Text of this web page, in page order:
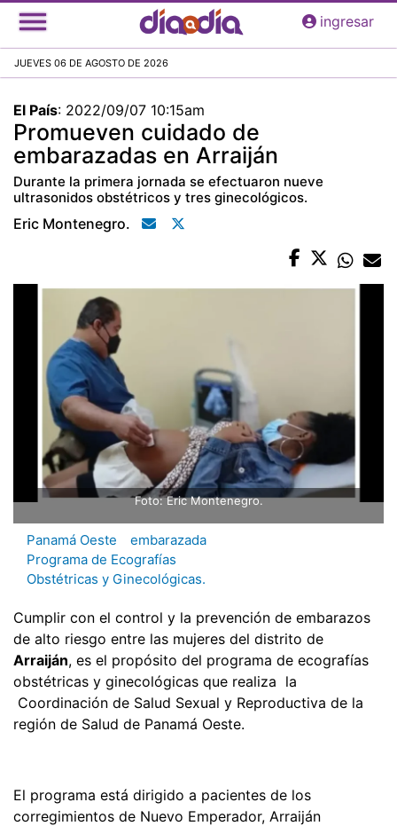
Pasar
al
principal
ingresar
JUEVES 06 DE AGOSTO DE 2026
El País: 2022/09/07 10:15am
Promueven cuidado de
embarazadas en Arraiján
Durante la primera jornada se efectuaron nueve
ultrasonidos obstétricos y tres ginecológicos.
Eric Montenegro.
Foto: Eric Montenegro.
Panamá Oeste
embarazada
Programa de Ecografías
Obstétricas y Ginecológicas.
Cumplir con el control y la prevención de embarazos
de alto riesgo entre las mujeres del distrito de
Arraiján, es el propósito del programa de ecografías
obstétricas y ginecológicas que realiza la
Coordinación de Salud Sexual y Reproductiva de la
región de Salud de Panamá Oeste.
El programa está dirigido a pacientes de los
corregimientos de Nuevo Emperador, Arraiján